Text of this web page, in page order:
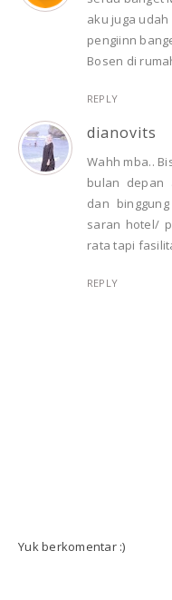
aku juga
pengiinn
Bosen di
REPLY
dianovits
Wahh mba..
bulan depan
dan
saran hotel/
rata tapi
REPLY
Yuk berkomentar :)